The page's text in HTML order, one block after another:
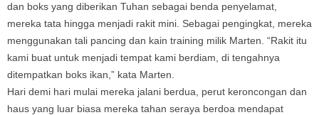
dan boks yang diberikan Tuhan sebagai benda penyelamat,
mereka tata hingga menjadi rakit mini. Sebagai pengingkat, mereka
menggunakan tali pancing dan kain training milik Marten. “Rakit itu
kami buat untuk menjadi tempat kami berdiam, di tengahnya
ditempatkan boks ikan,” kata Marten.
Hari demi hari mulai mereka jalani berdua, perut keroncongan dan
haus yang luar biasa mereka tahan seraya berdoa mendapat